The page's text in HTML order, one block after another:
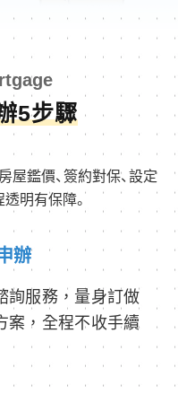
5步驟
屋鑑價、簽約對保、設定
明有保障。
辦
詢服務，量身訂做
案，全程不收手續